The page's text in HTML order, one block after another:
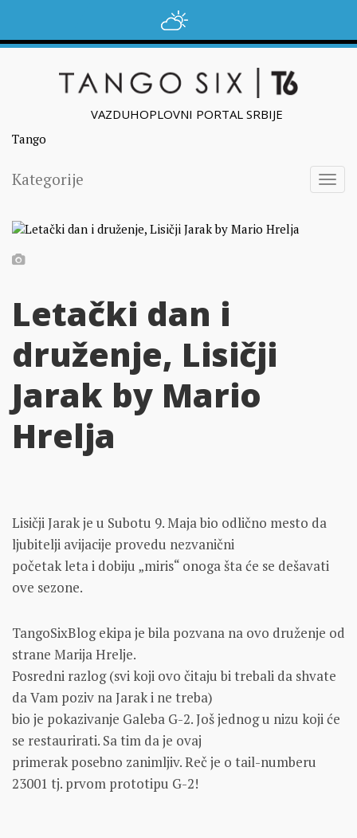
VAZDUHOPLOVNI PORTAL SRBIJE
Tango
Kategorije
Letački dan i
druženje, Lisičji
Jarak by Mario
Hrelja
Lisičji Jarak je u Subotu 9. Maja bio odlično mesto da
ljubitelji avijacije provedu nezvanični
početak leta i dobiju „miris“ onoga šta će se dešavati
ove sezone.
TangoSixBlog ekipa je bila pozvana na ovo druženje od
strane Marija Hrelje.
Posredni razlog (svi koji ovo čitaju bi trebali da shvate
da Vam poziv na Jarak i ne treba)
bio je pokazivanje Galeba G-2. Još jednog u nizu koji će
se restaurirati. Sa tim da je ovaj
primerak posebno zanimljiv. Reč je o tail-numberu
23001 tj. prvom prototipu G-2!